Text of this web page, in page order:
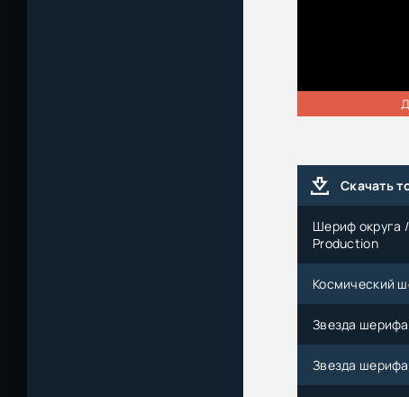
Скачать
Шериф округа /
Production
Космический
Звезда шерифа
Звезда шерифа